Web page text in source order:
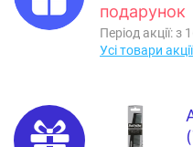
подарунок
Період акції:
Усі товари акції